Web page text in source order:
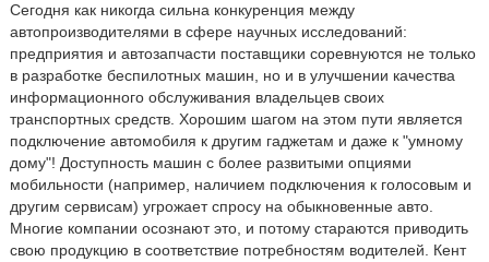
Сегодня как никогда сильна конкуренция между
автопроизводителями в сфере научных исследований:
предприятия и автозапчасти поставщики соревнуются не только
в разработке беспилотных машин, но и в улучшении качества
информационного обслуживания владельцев своих
транспортных средств. Хорошим шагом на этом пути является
подключение автомобиля к другим гаджетам и даже к "умному
дому"! Доступность машин с более развитыми опциями
мобильности (например, наличием подключения к голосовым и
другим сервисам) угрожает спросу на обыкновенные авто.
Многие компании осознают это, и потому стараются приводить
свою продукцию в соответствие потребностям водителей. Кент